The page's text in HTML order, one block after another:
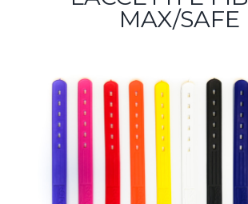
MAX/SAFE